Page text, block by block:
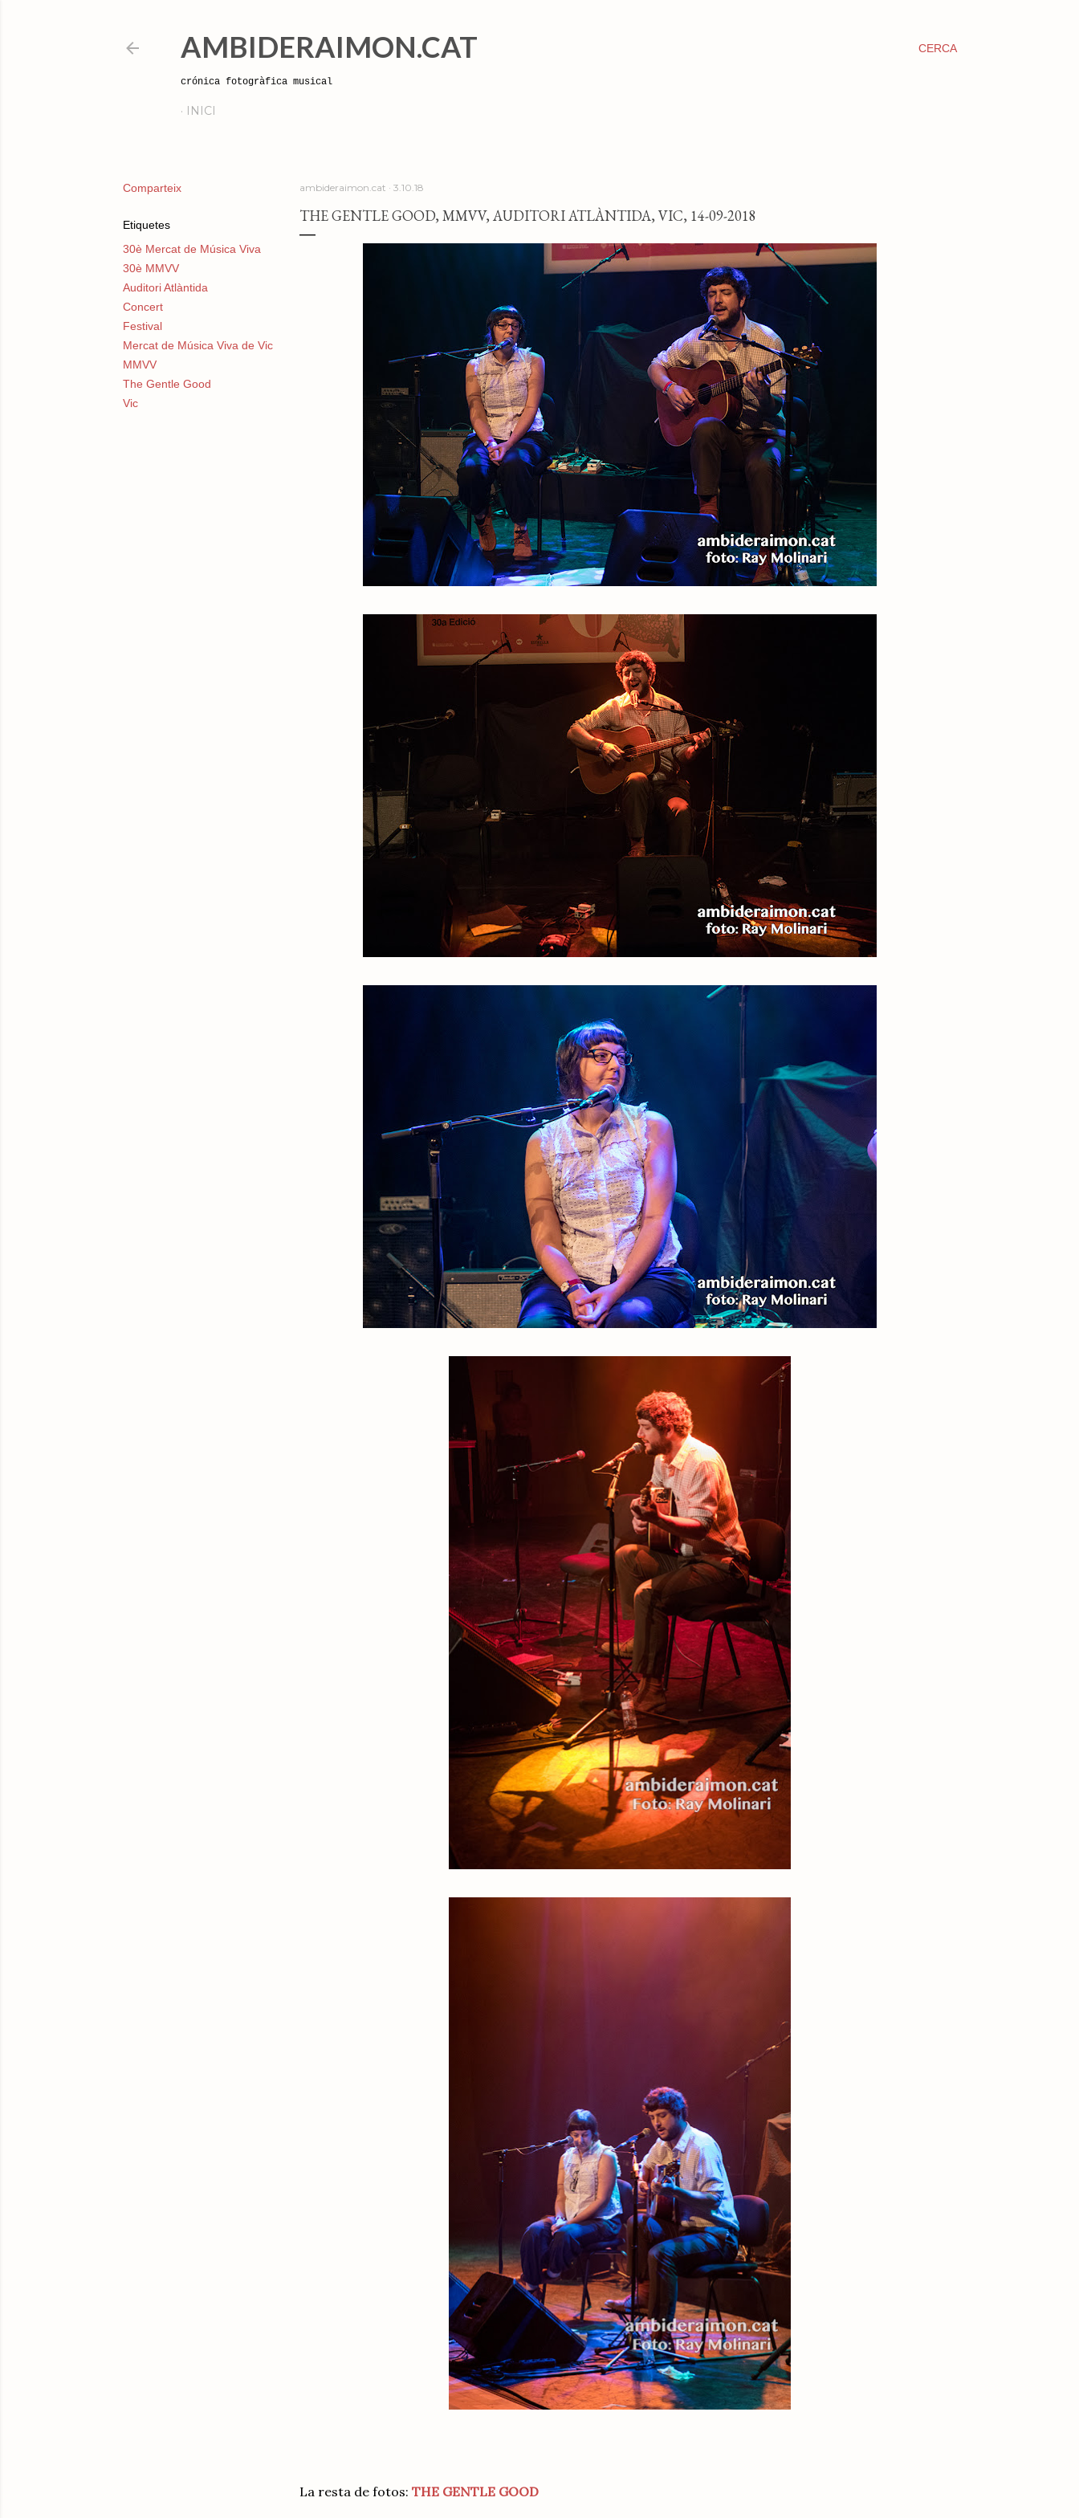
CERCA
AMBIDERAIMON.CAT
crónica fotogràfica musical
INICI
Comparteix
Etiquetes
30è Mercat de Música Viva
30è MMVV
Auditori Atlàntida
Concert
Festival
Mercat de Música Viva de Vic
MMVV
The Gentle Good
Vic
ambideraimon.cat 3.10.18
THE GENTLE GOOD, MMVV, AUDITORI ATLÀNTIDA, VIC, 14-09-2018
La resta de fotos: THE GENTLE GOOD